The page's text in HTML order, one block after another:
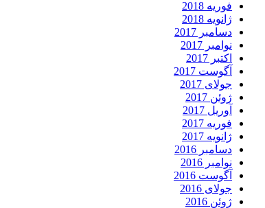
فوریه 2018
ژانویه 2018
دسامبر 2017
نوامبر 2017
اکتبر 2017
آگوست 2017
جولای 2017
ژوئن 2017
آوریل 2017
فوریه 2017
ژانویه 2017
دسامبر 2016
نوامبر 2016
آگوست 2016
جولای 2016
ژوئن 2016